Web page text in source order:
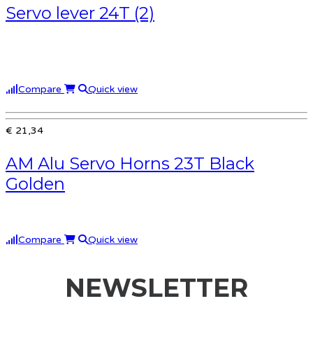
Servo lever 24T (2)
Compare Quick view
€ 21,34
AM Alu Servo Horns 23T Black
Golden
Compare Quick view
NEWSLETTER